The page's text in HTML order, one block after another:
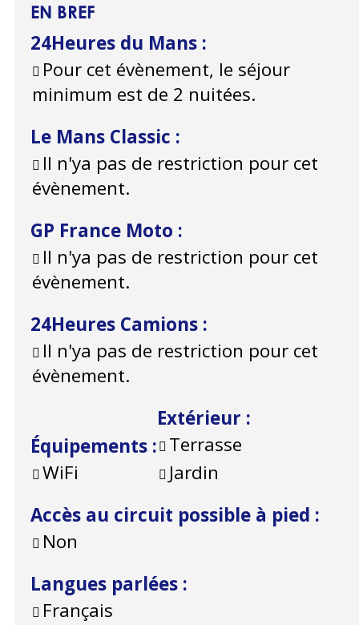
EN BREF
24Heures du Mans :
Pour cet évènement, le séjour
minimum est de 2 nuitées.
Le Mans Classic :
Il n'ya pas de restriction pour cet
évènement.
GP France Moto :
Il n'ya pas de restriction pour cet
évènement.
24Heures Camions :
Il n'ya pas de restriction pour cet
évènement.
Équipements :
WiFi
Extérieur :
Terrasse
Jardin
Accès au circuit possible à pied :
Non
Langues parlées :
Français